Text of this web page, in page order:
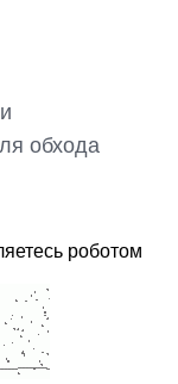
обхода
роботом